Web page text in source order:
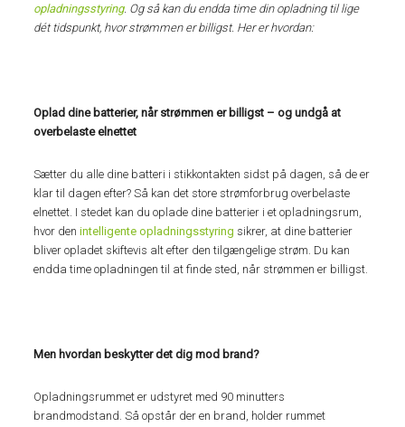
opladningsstyring. Og så kan du endda time din opladning til lige
dét tidspunkt, hvor strømmen er billigst. Her er hvordan:
Oplad dine batterier, når strømmen er billigst – og undgå at
overbelaste elnettet
Sætter du alle dine batteri i stikkontakten sidst på dagen, så de er
klar til dagen efter? Så kan det store strømforbrug overbelaste
elnettet. I stedet kan du oplade dine batterier i et opladningsrum,
hvor denintelligente opladningsstyring sikrer, at dine batterier
bliver opladet skiftevis alt efter den tilgængelige strøm. Du kan
endda time opladningen til at finde sted, når strømmen er billigst.
Men hvordan beskytter det dig mod brand?
Opladningsrummet er udstyret med 90 minutters
brandmodstand. Så opstår der en brand, holder rummet